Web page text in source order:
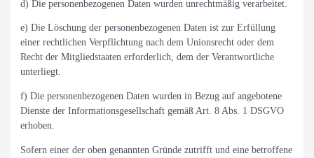
d) Die personenbezogenen Daten wurden unrechtmäßig verarbeitet.
e) Die Löschung der personenbezogenen Daten ist zur Erfüllung
einer rechtlichen Verpflichtung nach dem Unionsrecht oder dem
Recht der Mitgliedstaaten erforderlich, dem der Verantwortliche
unterliegt.
f) Die personenbezogenen Daten wurden in Bezug auf angebotene
Dienste der Informationsgesellschaft gemäß Art. 8 Abs. 1 DSGVO
erhoben.
Sofern einer der oben genannten Gründe zutrifft und eine betroffene